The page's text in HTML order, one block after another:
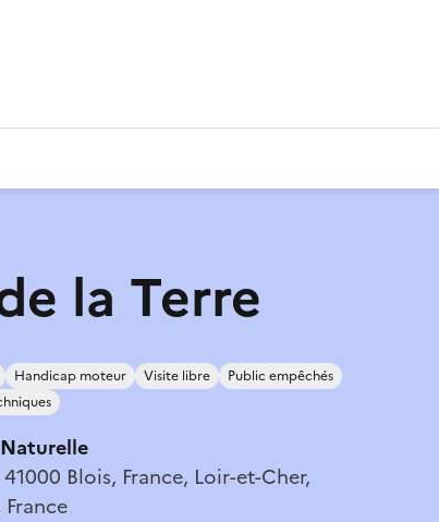
la Terre
Handicap moteur Visite libre
Public empêchés
Blois, France, Loir-et-Cher,